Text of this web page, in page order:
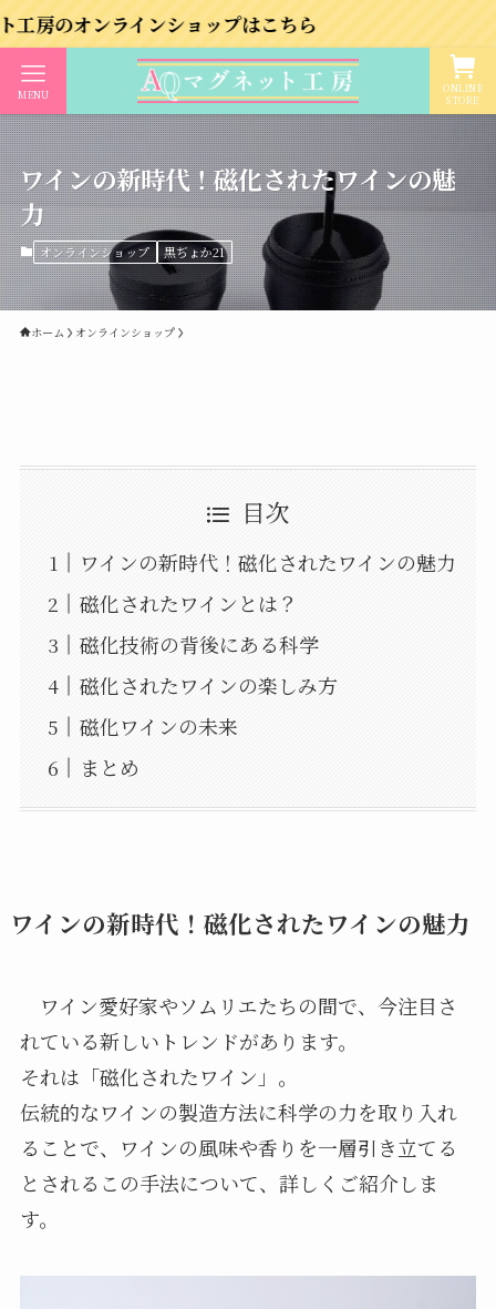
ラインショップはこちら
ONLINE
STORE
MENU
ワインの新時代！磁化されたワインの魅
力
オンラインショップ 黒ぢょか21
ホーム オンラインショップ
目次
ワインの新時代！磁化されたワインの魅力
磁化されたワインとは？
磁化技術の背後にある科学
磁化されたワインの楽しみ方
磁化ワインの未来
まとめ
ワインの新時代！磁化されたワインの魅力
ワイン愛好家やソムリエたちの間で、今注目さ
れている新しいトレンドがあります。
それは「磁化されたワイン」。
伝統的なワインの製造方法に科学の力を取り入れ
ることで、ワインの風味や香りを一層引き立てる
とされるこの手法について、詳しくご紹介しま
す。